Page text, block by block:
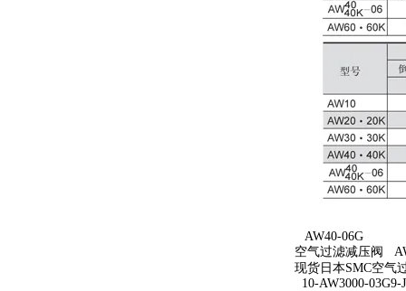
AW40-06G
空气过滤减压阀
现货日本SMC空气
10-AW3000-03G9-